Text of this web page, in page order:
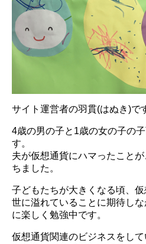
サイト運営者の羽貫(はぬき)で
4歳の男の子と1歳の女の子の
す。
夫が仮想通貨にハマったこと
ちました。
子どもたちが大きくなる頃、
世に溢れていることに期待し
に楽しく勉強中です。
仮想通貨関連のビジネスをし